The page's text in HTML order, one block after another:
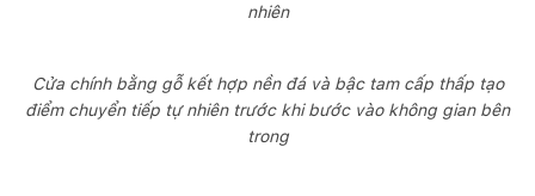
nhiên
Cửa chính bằng gỗ kết hợp nền đá và bậc tam cấp thấp tạo
điểm chuyển tiếp tự nhiên trước khi bước vào không gian bên
trong